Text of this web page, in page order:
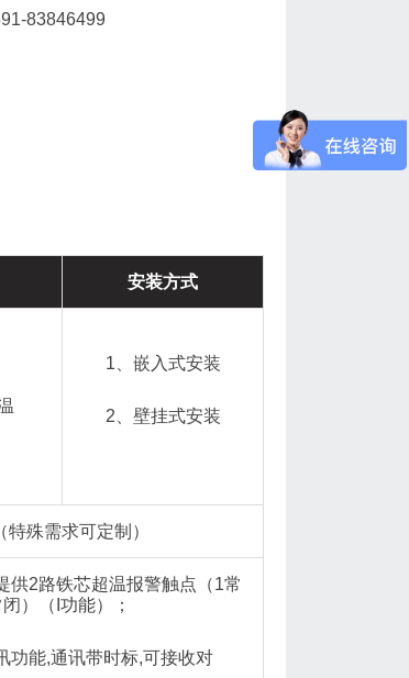
83846499
安装方式
1、嵌入式安装
2、壁挂式安装
特殊需求可定制）
供2路铁芯超温报警触点（1常
）（I功能）；
功能,通讯带时标,可接收对